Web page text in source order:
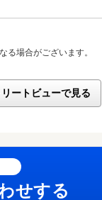
場合がございます。
リートビューで見る
せする